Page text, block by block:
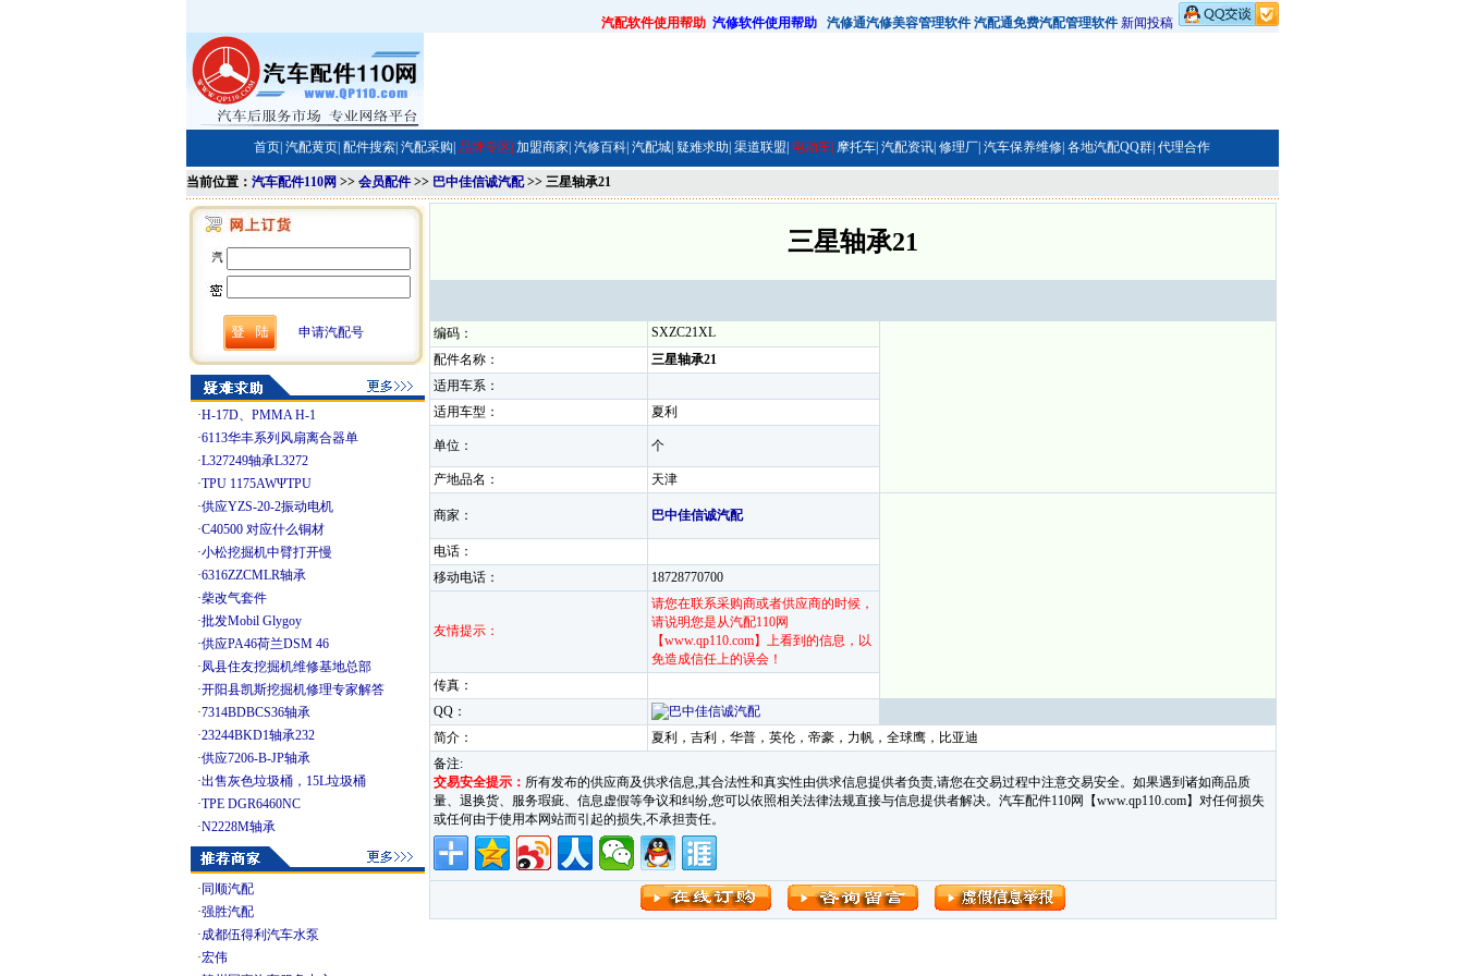
汽配软件使用帮助 汽修软件使用帮助 汽修通汽修美容管理软件 汽配通免费汽配管理软件 新闻投稿
首页| 汽配黄页| 配件搜索| 汽配采购| 品牌专区| 加盟商家| 汽修百科| 汽配城| 疑难求助| 渠道联盟| 电动车| 摩托车| 汽配资讯| 修理厂| 汽车保养维修| 各地汽配QQ群| 代理合作
当前位置： 汽车配件110网 >> 会员配件>> 巴中佳信诚汽配>> 三星轴承21
申请汽配号
·H-17D、PMMA H-1
·6113华丰系列风扇离合器单
·L327249轴承L3272
·TPU 1175AWΨTPU
·供应YZS-20-2振动电机
·C40500 对应什么铜材
·小松挖掘机中臂打开慢
·6316ZZCMLR轴承
·柴改气套件
·批发Mobil Glygoy
·供应PA46荷兰DSM 46
·凤县住友挖掘机维修基地总部
·开阳县凯斯挖掘机修理专家解答
·7314BDBCS36轴承
·23244BKD1轴承232
·供应7206-B-JP轴承
·出售灰色垃圾桶，15L垃圾桶
·TPE DGR6460NC
·N2228M轴承
· 同顺汽配
·强胜汽配
·成都伍得利汽车水泵
·宏伟
三星轴承21
编码：
SXZC21XL
配件名称：
三星轴承21
适用车系：
适用车型：
夏利
单位： 个
产地品名： 天津
商家： 巴中佳信诚汽配
电话：
移动电话：
18728770700
友情提示：
请您在联系采购商或者供应商的时候，
请说明您是从汽配110网
【www.qp110.com】上看到的信息，以
免造成信任上的误会！
传真：
QQ：
简介：
夏利，吉利，华普，英伦，帝豪，力帆，全球鹰，比亚迪
备注:
交易安全提示： 所有发布的供应商及供求信息,其合法性和真实性由供求信息提供者负责,请您在交易过程中注意交易安全。如果遇到诸如商品质
量、退换货、服务瑕疵、信息虚假等争议和纠纷,您可以依照相关法律法规直接与信息提供者解决。汽车配件110网【www.qp110.com】对任何损失
或任何由于使用本网站而引起的损失,不承担责任。